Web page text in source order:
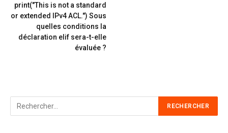
print("This is not a standard
or extended IPv4 ACL.") Sous
quelles conditions la
déclaration elif sera-t-elle
évaluée ?